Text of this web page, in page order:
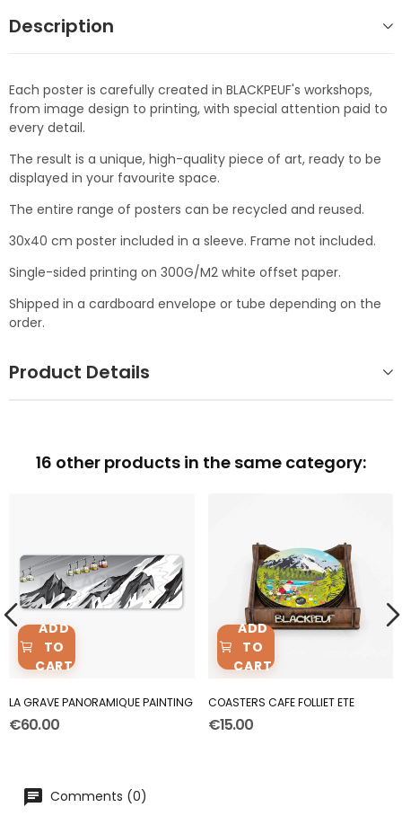
Description
Each poster is carefully created in BLACKPEUF's workshops,
from image design to printing, with special attention paid to
every detail.
The result is a unique, high-quality piece of art, ready to be
displayed in your favourite space.
The entire range of posters can be recycled and reused.
30x40 cm poster included in a sleeve. Frame not included.
Single-sided printing on 300G/M2 white offset paper.
Shipped in a cardboard envelope or tube depending on the
order.
Product Details
16 other products in the same category:
ADD
TO
CART
LA GRAVE PANORAMIQUE PAINTING
€60.00
ADD
TO
CART
COASTERS CAFE FOLLIET ETE
€15.00
Comments (0)